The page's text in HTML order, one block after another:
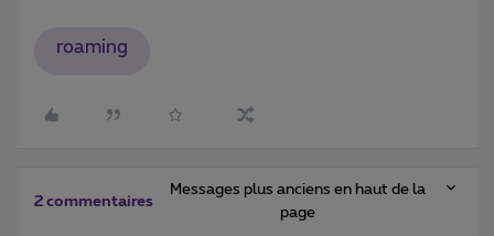
roaming
2 commentaires
Messages plus anciens en haut de la
page